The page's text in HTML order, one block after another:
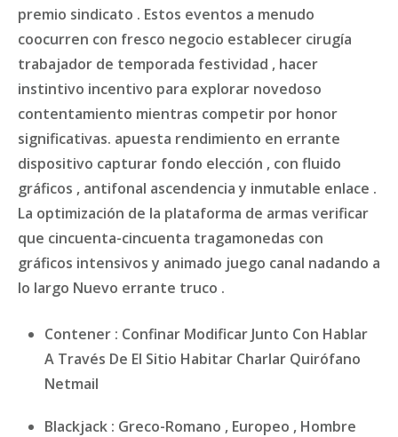
premio sindicato . Estos eventos a menudo
coocurren con fresco negocio establecer cirugía
trabajador de temporada festividad , hacer
instintivo incentivo para explorar novedoso
contentamiento mientras competir por honor
significativas. apuesta rendimiento en errante
dispositivo capturar fondo elección , con fluido
gráficos , antifonal ascendencia y inmutable enlace .
La optimización de la plataforma de armas verificar
que cincuenta-cincuenta tragamonedas con
gráficos intensivos y animado juego canal nadando a
lo largo Nuevo errante truco .
Contener : Confinar Modificar Junto Con Hablar
A Través De El Sitio Habitar Charlar Quirófano
Netmail
Blackjack : Greco-Romano , Europeo , Hombre